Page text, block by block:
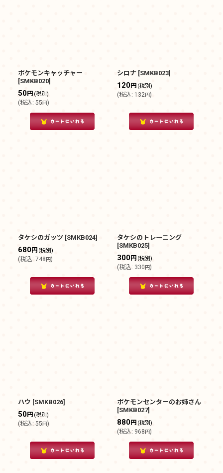
ポケモンキャッチャー
[SMKB020]
50円 (税別)
(税込: 55円)
シロナ [SMKB023]
120円 (税別)
(税込: 132円)
タケシのガッツ [SMKB024]
680円 (税別)
(税込: 748円)
タケシのトレーニング
[SMKB025]
300円 (税別)
(税込: 330円)
ハウ [SMKB026]
50円 (税別)
(税込: 55円)
ポケモンセンターのお姉さん
[SMKB027]
880円 (税別)
(税込: 968円)